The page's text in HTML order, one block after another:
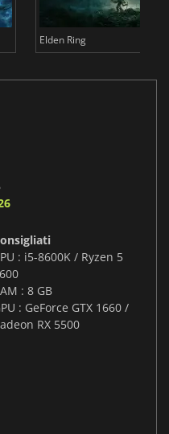
Elden Ring
: i5-8600K / Ryzen 5
: 8 GB
: GeForce GTX 1660 /
RX 5500